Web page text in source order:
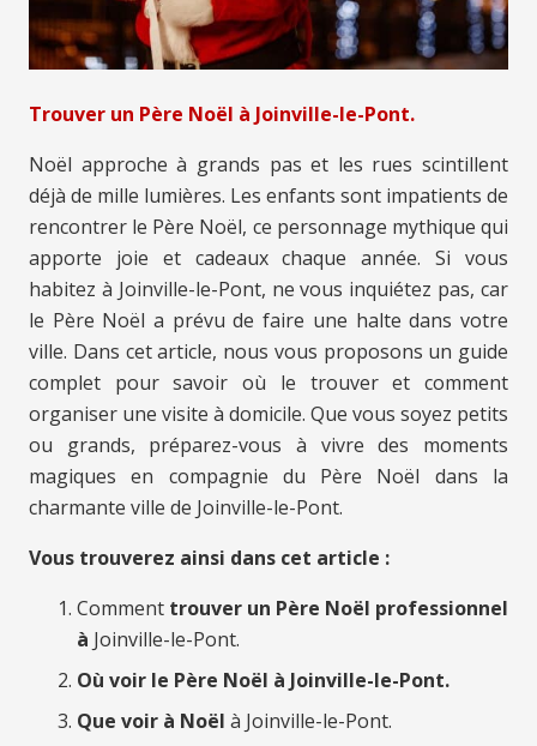
Trouver un Père Noël à Joinville-le-Pont.
Noël approche à grands pas et les rues scintillent
déjà de mille lumières. Les enfants sont impatients de
rencontrer le Père Noël, ce personnage mythique qui
apporte joie et cadeaux chaque année. Si vous
habitez à Joinville-le-Pont, ne vous inquiétez pas, car
le Père Noël a prévu de faire une halte dans votre
ville. Dans cet article, nous vous proposons un guide
complet pour savoir où le trouver et comment
organiser une visite à domicile. Que vous soyez petits
ou grands, préparez-vous à vivre des moments
magiques en compagnie du Père Noël dans la
charmante ville de Joinville-le-Pont.
Vous trouverez ainsi dans cet article :
Comment trouver un Père Noël professionnel
à Joinville-le-Pont.
Où voir le Père Noël à Joinville-le-Pont.
Que voir à Noël à Joinville-le-Pont.